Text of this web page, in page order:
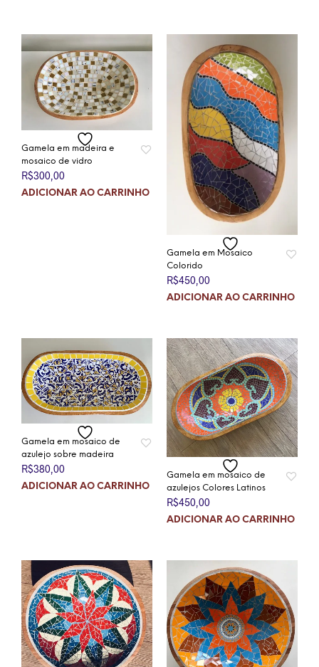
Gamela em madeira e
mosaico de vidro
R$300,00
ADICIONAR AO CARRINHO
Gamela em Mosaico
Colorido
R$450,00
ADICIONAR AO CARRINHO
Gamela em mosaico de
azulejo sobre madeira
R$380,00
ADICIONAR AO CARRINHO
Gamela em mosaico de
azulejos Colores Latinos
R$450,00
ADICIONAR AO CARRINHO